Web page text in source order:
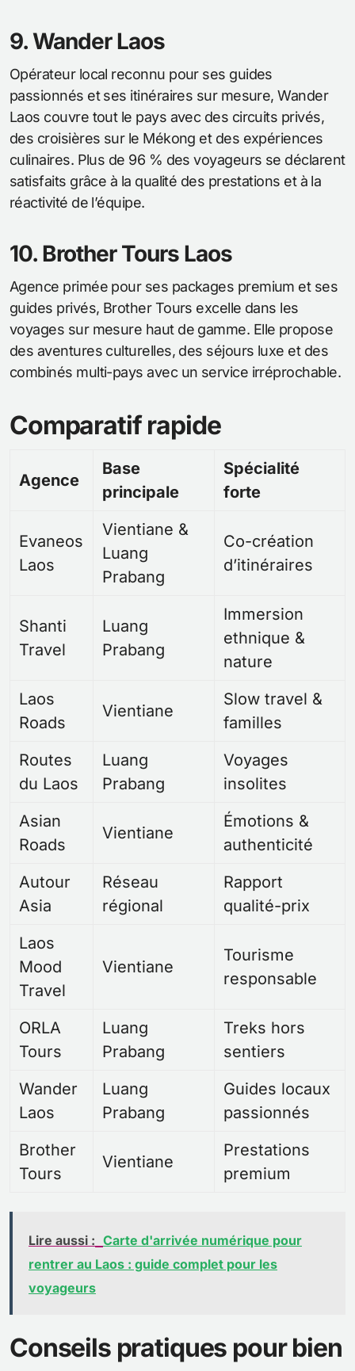
9. Wander Laos
Opérateur local reconnu pour ses guides
passionnés et ses itinéraires sur mesure, Wander
Laos couvre tout le pays avec des circuits privés,
des croisières sur le Mékong et des expériences
culinaires. Plus de 96 % des voyageurs se déclarent
satisfaits grâce à la qualité des prestations et à la
réactivité de l’équipe.
10. Brother Tours Laos
Agence primée pour ses packages premium et ses
guides privés, Brother Tours excelle dans les
voyages sur mesure haut de gamme. Elle propose
des aventures culturelles, des séjours luxe et des
combinés multi-pays avec un service irréprochable.
Comparatif rapide
Agence
Base
principale
Spécialité
forte
Evaneos
Laos
Vientiane &
Luang
Prabang
Co-création
d’itinéraires
Shanti
Travel
Luang
Prabang
Immersion
ethnique &
nature
Laos
Roads
Vientiane
Slow travel &
familles
Routes
du Laos
Luang
Prabang
Voyages
insolites
Asian
Roads
Vientiane
Émotions &
authenticité
Autour
Asia
Réseau
régional
Rapport
qualité-prix
Laos
Mood
Travel
Vientiane
Tourisme
responsable
ORLA
Tours
Luang
Prabang
Treks hors
sentiers
Wander
Laos
Luang
Prabang
Guides locaux
passionnés
Brother
Tours
Vientiane
Prestations
premium
Lire aussi : Carte d'arrivée numérique pour
rentrer au Laos : guide complet pour les
voyageurs
Conseils pratiques pour bien